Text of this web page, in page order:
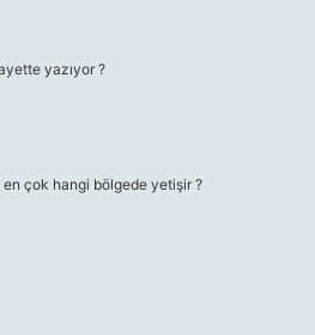
yazıyor ?
çok hangi bölgede yetişir ?